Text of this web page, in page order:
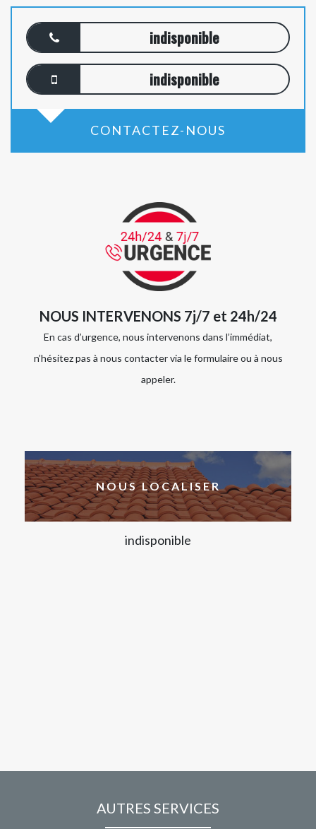
indisponible
indisponible
CONTACTEZ-NOUS
NOUS INTERVENONS 7j/7 et 24h/24
En cas d’urgence, nous intervenons dans l’immédiat,
n’hésitez pas à nous contacter via le formulaire ou à nous
appeler.
NOUS LOCALISER
indisponible
AUTRES SERVICES